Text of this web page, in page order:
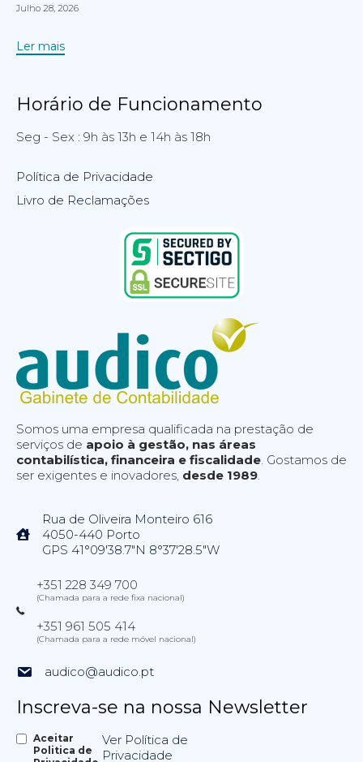
Julho 28, 2026
Ler mais
Horário de Funcionamento
Seg - Sex : 9h às 13h e 14h às 18h
Política de Privacidade
Livro de Reclamações
Somos uma empresa qualificada na prestação de
serviços de apoio à gestão, nas áreas
contabilística, financeira e fiscalidade . Gostamos de
ser exigentes e inovadores, desde 1989
Rua de Oliveira Monteiro 616
4050-440 Porto
GPS 41°09'38.7"N 8°37'28.5"W
+351 228 349 700
(Chamada para a rede fixa nacional)
+351 961 505 414
(Chamada para a rede móvel nacional)
audico@audico.pt
Inscreva-se na nossa Newsletter
Aceitar
Politica de
Ver Política de
Privacidade